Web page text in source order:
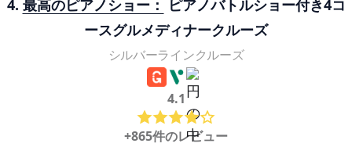
4. 最高のピアノショー：
ピアノバトルショー付き4コ
ースグルメディナークルーズ
シルバーラインクルーズ
4.1
+865件のレビュー